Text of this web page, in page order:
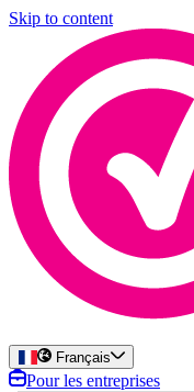
Skip to content
Français
Pour les entreprises